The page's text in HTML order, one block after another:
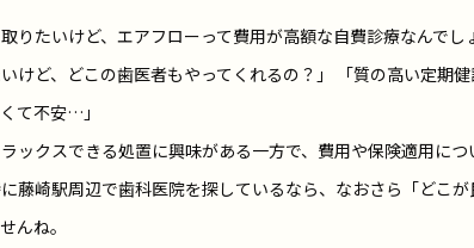
りたいけど、エアフローって費用が高額な自費診療なんでし
けど、どこの歯医者もやってくれるの？」 「質の高い定期
て不安…」
ックスできる処置に興味がある一方で、費用や保険適用につ
藤崎駅周辺で歯科医院を探しているなら、なおさら「どこが
んね。